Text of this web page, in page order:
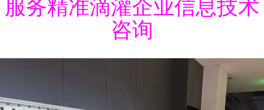
服务精准滴灌企业信息技术
咨询